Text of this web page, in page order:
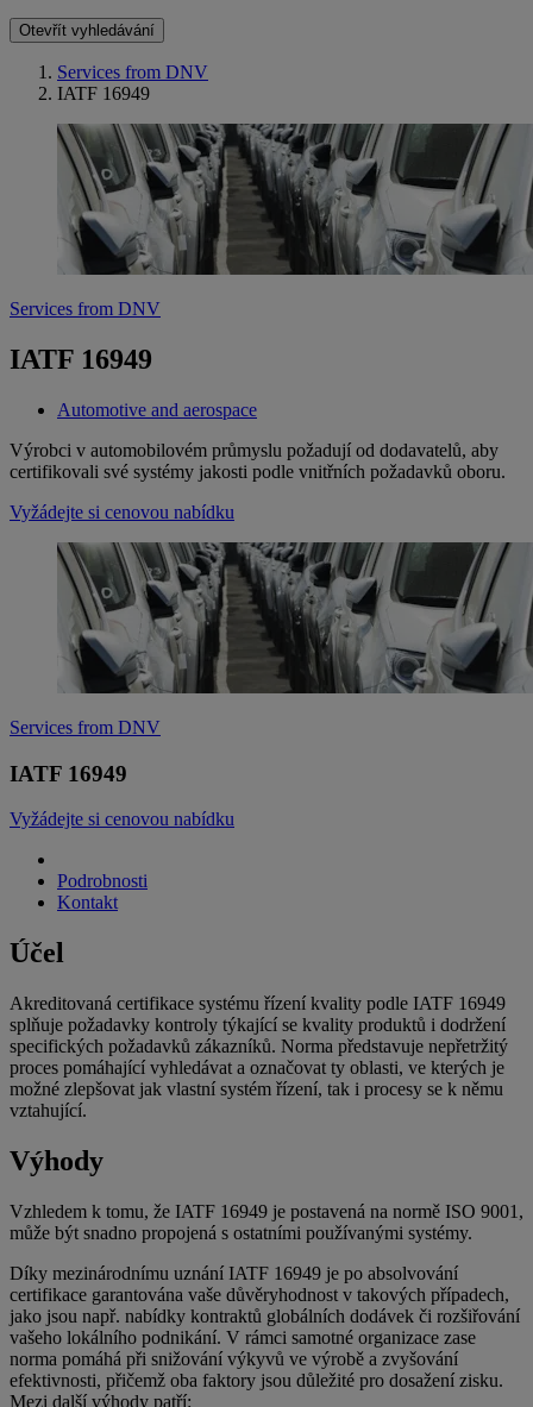
Otevřít vyhledávání
Services from DNV
IATF 16949
Services from DNV
IATF 16949
Automotive and aerospace
​Výrobci v automobilovém průmyslu požadují od dodavatelů, aby
certifikovali své systémy jakosti podle vnitřních požadavků oboru.
Vyžádejte si cenovou nabídku
Services from DNV
IATF 16949
Vyžádejte si cenovou nabídku
Podrobnosti
Kontakt
Účel
Akreditovaná certifikace systému řízení kvality podle IATF 16949
splňuje požadavky kontroly týkající se kvality produktů i dodržení
specifických požadavků zákazníků. Norma představuje nepřetržitý
proces pomáhající vyhledávat a označovat ty oblasti, ve kterých je
možné zlepšovat jak vlastní systém řízení, tak i procesy se k němu
vztahující.
Výhody
Vzhledem k tomu, že IATF 16949 je postavená na normě ISO 9001,
může být snadno propojená s ostatními používanými systémy.
Díky mezinárodnímu uznání IATF 16949 je po absolvování
certifikace garantována vaše důvěryhodnost v takových případech,
jako jsou např. nabídky kontraktů globálních dodávek či rozšiřování
vašeho lokálního podnikání. V rámci samotné organizace zase
norma pomáhá při snižování výkyvů ve výrobě a zvyšování
efektivnosti, přičemž oba faktory jsou důležité pro dosažení zisku.
Mezi další výhody patří: